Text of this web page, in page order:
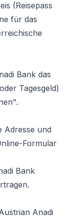
(Reisepass
für das
Bank das
Tagesgeld)
Adresse und
Formular
Bank
Anadi